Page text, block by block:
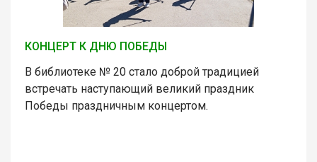
КОНЦЕРТ К ДНЮ ПОБЕДЫ
В библиотеке № 20 стало доброй традицией
встречать наступающий великий праздник
Победы праздничным концертом.